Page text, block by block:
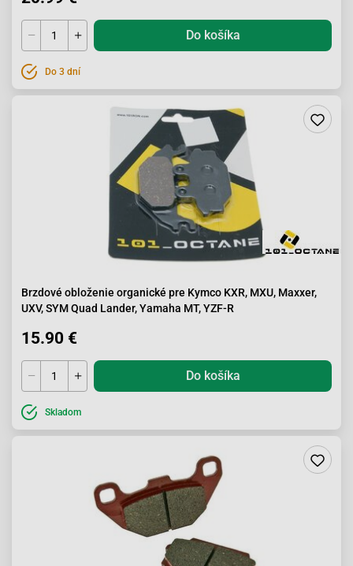
Do košíka
Do 3 dní
Brzdové obloženie organické pre Kymco KXR, MXU, Maxxer,
UXV, SYM Quad Lander, Yamaha MT, YZF-R
15.90 €
Do košíka
Skladom